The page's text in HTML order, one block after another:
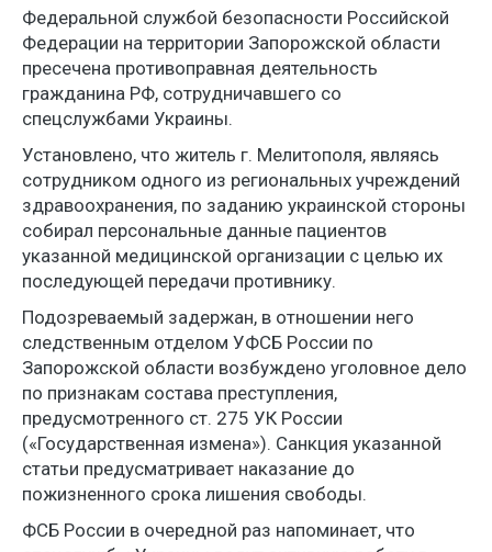
Федеральной службой безопасности Российской
Федерации на территории Запорожской области
пресечена противоправная деятельность
гражданина РФ, сотрудничавшего со
спецслужбами Украины.
Установлено, что житель г. Мелитополя, являясь
сотрудником одного из региональных учреждений
здравоохранения, по заданию украинской стороны
собирал персональные данные пациентов
указанной медицинской организации с целью их
последующей передачи противнику.
Подозреваемый задержан, в отношении него
следственным отделом УФСБ России по
Запорожской области возбуждено уголовное дело
по признакам состава преступления,
предусмотренного ст. 275 УК России
(«Государственная измена»). Санкция указанной
статьи предусматривает наказание до
пожизненного срока лишения свободы.
ФСБ России в очередной раз напоминает, что